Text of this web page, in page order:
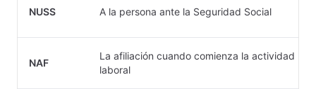
NUSS A la persona ante la Seguridad Social
NAF
La afiliación cuando comienza la actividad
laboral